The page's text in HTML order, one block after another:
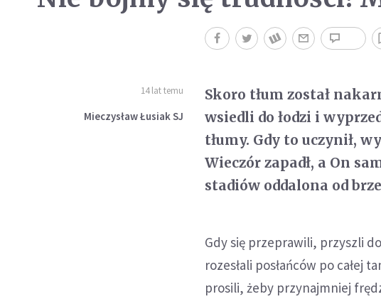
14 lat temu
Mieczysław Łusiak SJ
Skoro tłum został
wsiedli do łodzi i
tłumy. Gdy to uczynił,
Wieczór zapadł, a On
stadiów oddalona od
Gdy się przeprawili, przyszli
rozesłali posłańców po całej
prosili, żeby przynajmniej